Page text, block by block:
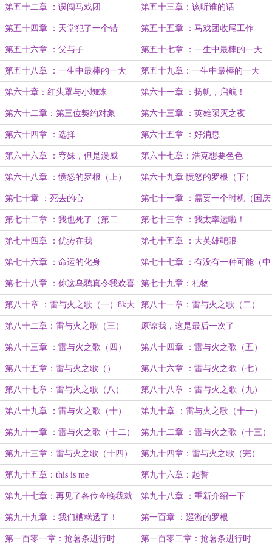
第五十二章 ：误闯马戏团 第五十三章：该听谁的话
第五十四章 ：天堂犯了一个错 第五十五章 ：马戏团收尾工作
第五十六章 ：父与子 第五十七章 ：一生中最棒的一天
（上）
第五十八章 ：一生中最棒的一天
（中）
第五十九章：一生中最棒的一天
（完）5k
第六十章：红头罩与小蜘蛛 第六十一章 ：扬帆，启航！
第六十二章：第三位契约对象 第六十三章 ：英雄陨灭之夜
第六十四章 ：选择 第六十五章 ：好消息
第六十六章 ：穹妹，但是漫威 第六十七章：浩克想要色色
第六十八章 ：愤怒的罗根（上） 第六十九章 愤怒的罗根（下）
第七十章 ：死去的心 第七十一章 ：需要一个时机（国庆
快乐！）
第七十二章 ：我也死了（第二
更！）
第七十三章 ：我太幸运啦！
第七十四章 ：优势在我 第七十五章 ：大英雄靶眼
第七十六章 ：命运的化身 第七十七章 ：有没有一种可能（中
秋快乐！）
第七十八章 ：你这乌鸦真令我欢喜
（中秋快乐！）
第七十九章：礼物
第八十章 ：雷与火之歌（一）8k大
章！
第八十一章：雷与火之歌（二）
第八十二章：雷与火之歌（三） 原谅我，这是最后一次了
第八十三章 ：雷与火之歌（四） 第八十四章 ：雷与火之歌（五）
第八十五章：雷与火之歌（） 第八十六章 ：雷与火之歌（七）
第八十七章：雷与火之歌（八） 第八十八章 ：雷与火之歌（九）
第八十九章 ：雷与火之歌（十） 第九十章 ：雷与火之歌（十一）
第九十一章 ：雷与火之歌（十二） 第九十二章 ：雷与火之歌（十三）
第九十三章：雷与火之歌（十四） 第九十四章：雷与火之歌（完）
第九十五章：this is me 第九十六章：起誓
第九十七章：再见了各位今晚我就
要远航
第九十八章 ：重新介绍一下
第九十九章 ：我们糟糕透了！ 第一百章 ：巡游的罗根
第一百零一章：抢薯条进行时 第一百零二章：抢薯条进行时